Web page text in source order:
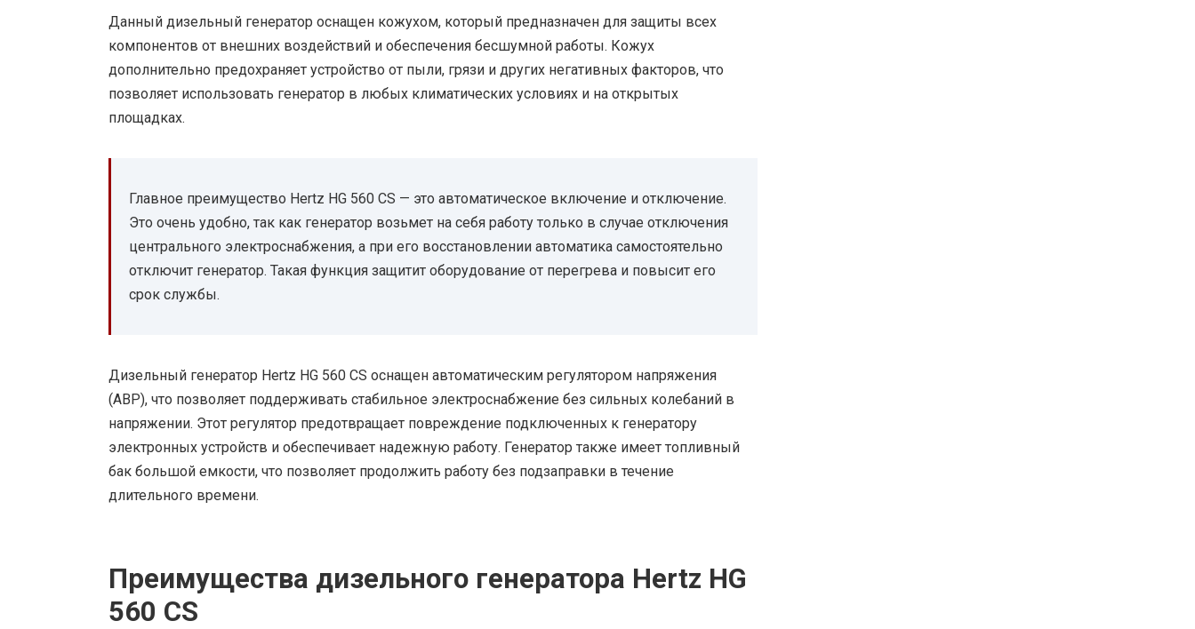
Данный дизельный генератор оснащен кожухом, который предназначен для защиты всех
компонентов от внешних воздействий и обеспечения бесшумной работы. Кожух
дополнительно предохраняет устройство от пыли, грязи и других негативных факторов, что
позволяет использовать генератор в любых климатических условиях и на открытых
площадках.
Главное преимущество Hertz HG 560 CS — это автоматическое включение и отключение.
Это очень удобно, так как генератор возьмет на себя работу только в случае отключения
центрального электроснабжения, а при его восстановлении автоматика самостоятельно
отключит генератор. Такая функция защитит оборудование от перегрева и повысит его
срок службы.
Дизельный генератор Hertz HG 560 CS оснащен автоматическим регулятором напряжения
(АВР), что позволяет поддерживать стабильное электроснабжение без сильных колебаний в
напряжении. Этот регулятор предотвращает повреждение подключенных к генератору
электронных устройств и обеспечивает надежную работу. Генератор также имеет топливный
бак большой емкости, что позволяет продолжить работу без подзаправки в течение
длительного времени.
Преимущества дизельного генератора Hertz HG
560 CS